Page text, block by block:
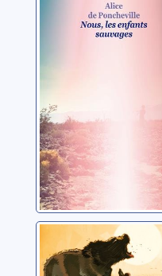
sauvages
Poncheville, Alice de
Niourk
Wul, Stefan